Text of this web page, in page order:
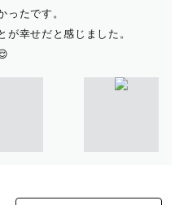
ったです。
が幸せだと感じました。